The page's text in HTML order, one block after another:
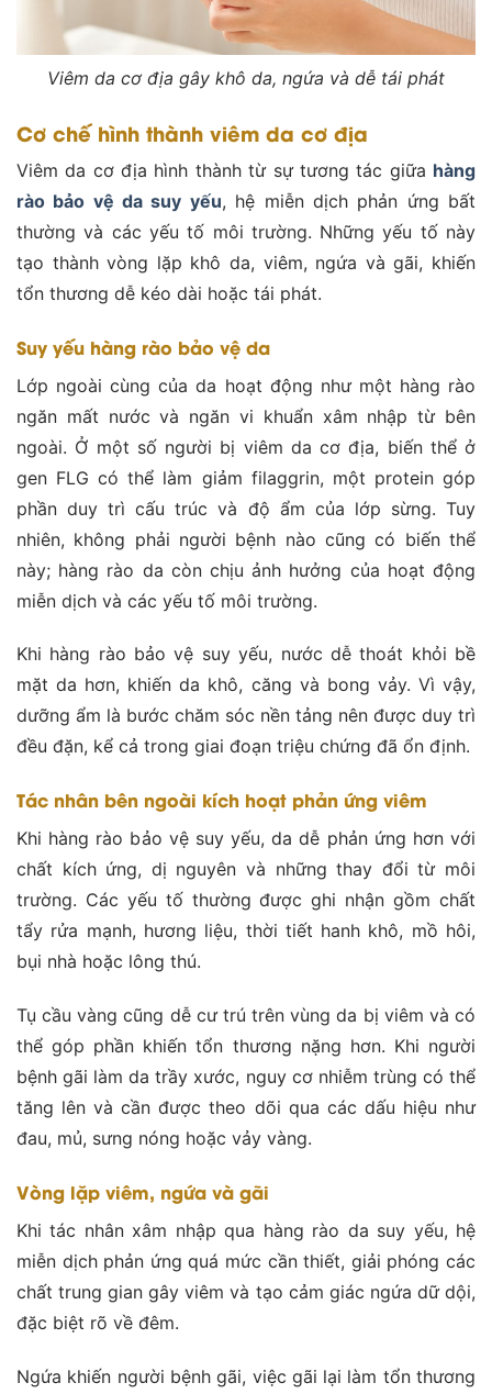
Viêm da cơ địa gây khô da, ngứa và dễ tái phát
Cơ chế hình thành viêm da cơ địa
Viêm da cơ địa hình thành từ sự tương tác giữa hàng
rào bảo vệ da suy yếu, hệ miễn dịch phản ứng bất
thường và các yếu tố môi trường. Những yếu tố này
tạo thành vòng lặp khô da, viêm, ngứa và gãi, khiến
tổn thương dễ kéo dài hoặc tái phát.
Suy yếu hàng rào bảo vệ da
Lớp ngoài cùng của da hoạt động như một hàng rào
ngăn mất nước và ngăn vi khuẩn xâm nhập từ bên
ngoài. Ở một số người bị viêm da cơ địa, biến thể ở
gen FLG có thể làm giảm filaggrin, một protein góp
phần duy trì cấu trúc và độ ẩm của lớp sừng. Tuy
nhiên, không phải người bệnh nào cũng có biến thể
này; hàng rào da còn chịu ảnh hưởng của hoạt động
miễn dịch và các yếu tố môi trường.
Khi hàng rào bảo vệ suy yếu, nước dễ thoát khỏi bề
mặt da hơn, khiến da khô, căng và bong vảy. Vì vậy,
dưỡng ẩm là bước chăm sóc nền tảng nên được duy trì
đều đặn, kể cả trong giai đoạn triệu chứng đã ổn định.
Tác nhân bên ngoài kích hoạt phản ứng viêm
Khi hàng rào bảo vệ suy yếu, da dễ phản ứng hơn với
chất kích ứng, dị nguyên và những thay đổi từ môi
trường. Các yếu tố thường được ghi nhận gồm chất
tẩy rửa mạnh, hương liệu, thời tiết hanh khô, mồ hôi,
bụi nhà hoặc lông thú.
Tụ cầu vàng cũng dễ cư trú trên vùng da bị viêm và có
thể góp phần khiến tổn thương nặng hơn. Khi người
bệnh gãi làm da trầy xước, nguy cơ nhiễm trùng có thể
tăng lên và cần được theo dõi qua các dấu hiệu như
đau, mủ, sưng nóng hoặc vảy vàng.
Vòng lặp viêm, ngứa và gãi
Khi tác nhân xâm nhập qua hàng rào da suy yếu, hệ
miễn dịch phản ứng quá mức cần thiết, giải phóng các
chất trung gian gây viêm và tạo cảm giác ngứa dữ dội,
đặc biệt rõ về đêm.
Ngứa khiến người bệnh gãi, việc gãi lại làm tổn thương